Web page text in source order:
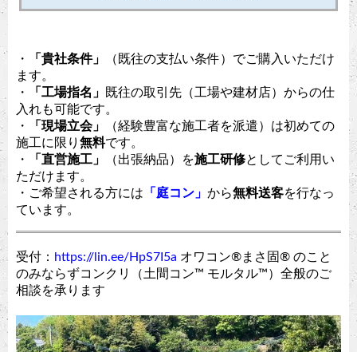
・ 「貴社条件」
（既往の支払い条件）でご購入いただけ
ます。
・
「工場指名」
既往の取引先（工場や建材店）からの仕
入れも可能です。
・
「現場立会」
（経験豊富な施工者を派遣）は初めての
施工に限り 無料です。
・
「直営施工」 （出張納品）を施工研修としてご利用い
ただけます。
・ご希望される方には 「庭コン」 から無料送客を行なっ
ています。
受付： https://lin.ee/HpS7I5a オワコン®︎まさ固®︎ のこと
のみならずコンクリ（土間コン™︎ モルタル™︎）全般のご
相談を承ります